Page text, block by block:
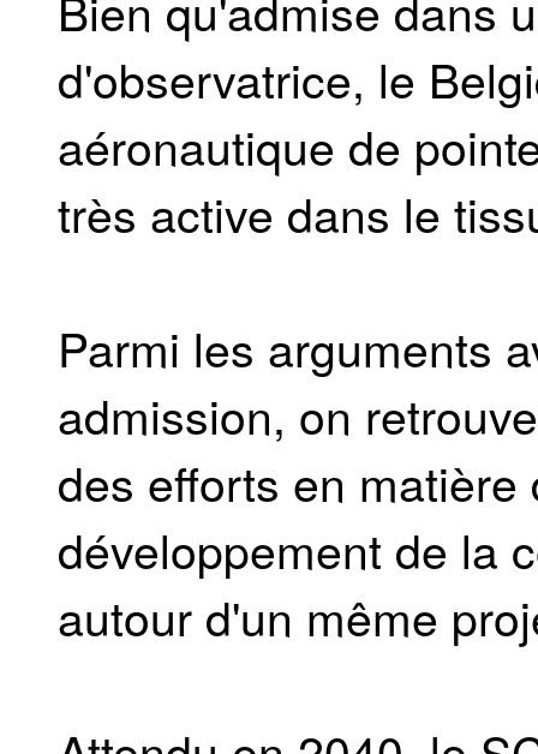
d'observatrice, le
aéronautique de
très active dans le
Parmi les arguments
admission, on
des efforts en
développement de la
autour d'un même